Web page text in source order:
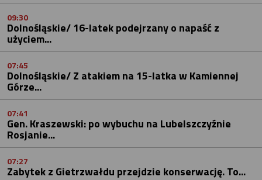
09:30
Dolnośląskie/ 16-latek podejrzany o napaść z
użyciem...
07:45
Dolnośląskie/ Z atakiem na 15-latka w Kamiennej
Górze...
07:41
Gen. Kraszewski: po wybuchu na Lubelszczyźnie
Rosjanie...
07:27
Zabytek z Gietrzwałdu przejdzie konserwację. To...